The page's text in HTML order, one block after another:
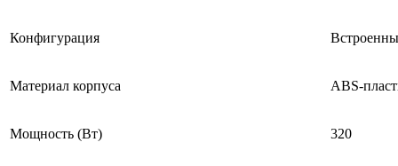
Конфигурация
Материал корпуса ABS-
Мощность (Вт) 320